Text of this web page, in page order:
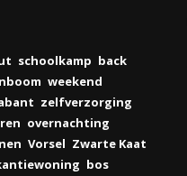
schoolkamp back
weekend
zelfverzorging
overnachting
Vorsel Zwarte Kaat
bos